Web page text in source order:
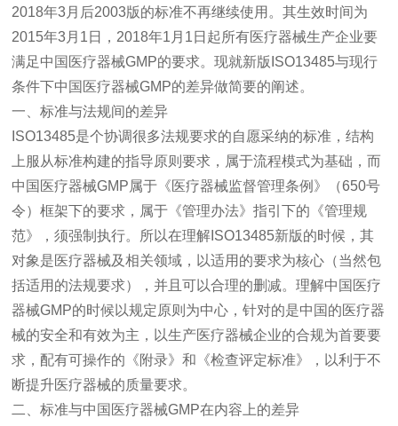
2018年3月后2003版的标准不再继续使用。其生效时间为
2015年3月 1 日， 2018年1 月 1 日起所有医疗器械生产企业要
满足中国医疗器械GMP的要求。现就新版 ISO13485与现行
条件下中国医疗器械GMP的差异做简要的阐述。
一、标准与法规间的差异
ISO13485是个协调很多法规要求的自愿采纳的标准，结构
上服从标准构建的指导原则要求，属于流程模式为基础，而
中国医疗器械GMP属于《医疗器械监督管理条例》（650号
令）框架下的要求，属于《管理办法》指引下的《管理规
范》，须强制执行。所以在理解ISO13485新版的时候，其
对象是医疗器械及相关领域，以适用的要求为核心（当然包
括适用的法规要求），并且可以合理的删减。理解中国医疗
器械GMP的时候以规定原则为中心，针对的是中国的医疗器
械的安全和有效为主，以生产医疗器械企业的合规为首要要
求，配有可操作的《附录》和《检查评定标准》，以利于不
断提升医疗器械的质量要求。
二、标准与中国医疗器械GMP在内容上的差异